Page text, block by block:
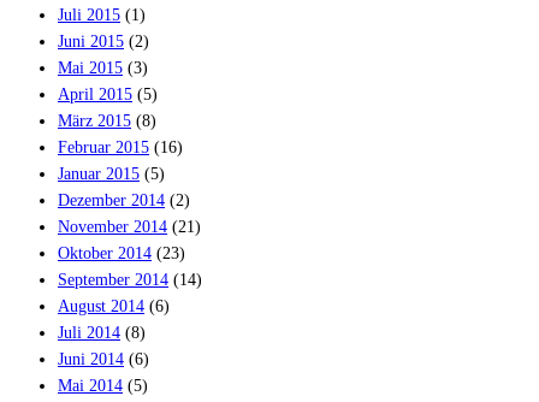
Juli 2015 (1)
Juni 2015 (2)
Mai 2015 (3)
April 2015 (5)
März 2015 (8)
Februar 2015 (16)
Januar 2015 (5)
Dezember 2014 (2)
November 2014 (21)
Oktober 2014 (23)
September 2014 (14)
August 2014 (6)
Juli 2014 (8)
Juni 2014 (6)
Mai 2014 (5)